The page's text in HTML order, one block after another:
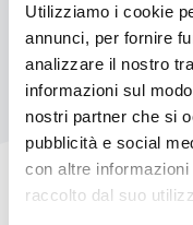
Utilizziamo i cookie
annunci, per fornire
analizzare il nostro
informazioni sul
nostri partner che si
pubblicità e social
con altre
raccolto dal suo